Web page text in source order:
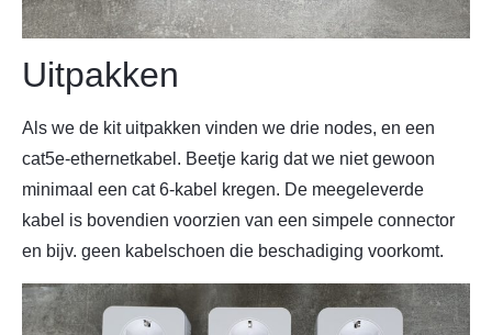
Uitpakken
Als we de kit uitpakken vinden we drie nodes, en een
cat5e-ethernetkabel. Beetje karig dat we niet gewoon
minimaal een cat 6-kabel kregen. De meegeleverde
kabel is bovendien voorzien van een simpele connector
en bijv. geen kabelschoen die beschadiging voorkomt.